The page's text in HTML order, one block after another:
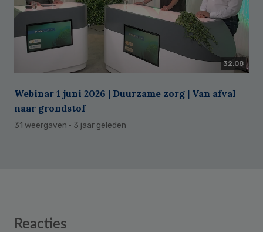
32:08
Webinar 1 juni 2026 | Duurzame zorg | Van afval
naar grondstof
31 weergaven · 3 jaar geleden
Reader
Reacties